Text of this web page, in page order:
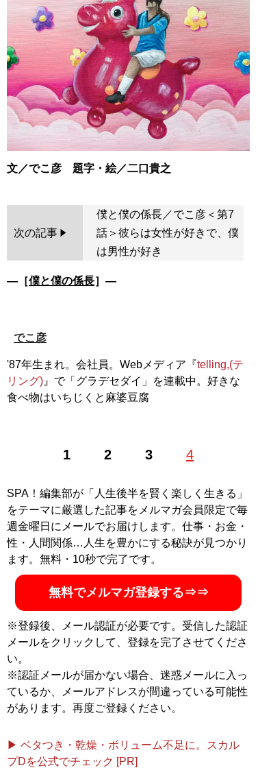
文／でこ彦 題字・絵／二口貴之
次の記事
僕と僕の係長／でこ彦＜第7
話＞彼らは女性が好きで、僕
は男性が好き
―［僕と僕の係長］―
でこ彦
'87年生まれ。会社員。Webメディア『telling,(テ
リング) 』で「グラデセダイ」を連載中。好きな
食べ物はいちじくと麻婆豆腐
1 2 3 4
SPA！編集部が「人生後半を賢く楽しく生きる」
をテーマに厳選した記事をメルマガ会員限定で毎
週金曜日にメールでお届けします。仕事・お金・
性・人間関係…人生を豊かにする秘訣が見つかり
ます。無料・10秒で完了です。
無料でメルマガ登録する⇒⇒
※登録後、メール認証が必要です。受信した認証
メールをクリックして、登録を完了させてくださ
い。
※認証メールが届かない場合、迷惑メールに入っ
ているか、メールアドレスが間違っている可能性
があります。再度ご登録ください。
▶ ベタつき・乾燥・ボリューム不足に。スカル
プDを公式でチェック [PR]